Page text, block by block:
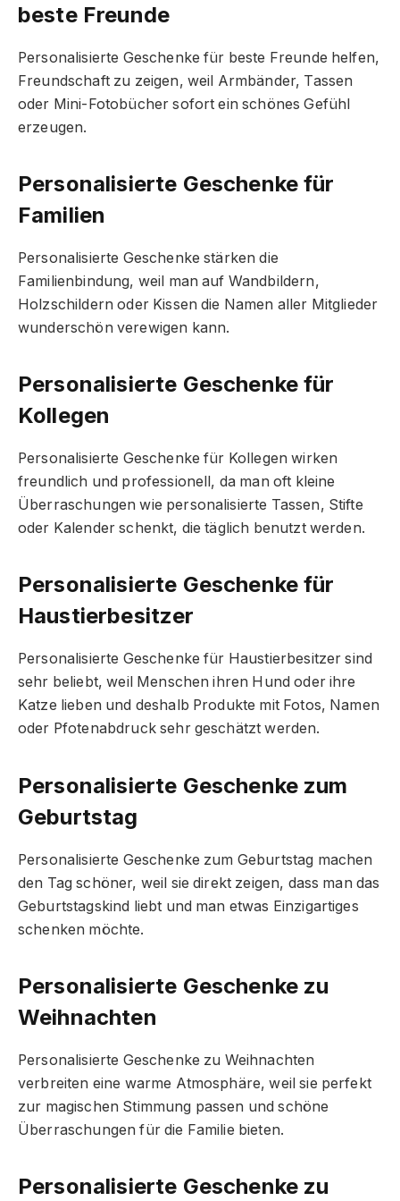
beste Freunde
Personalisierte Geschenke für beste Freunde helfen,
Freundschaft zu zeigen, weil Armbänder, Tassen
oder Mini-Fotobücher sofort ein schönes Gefühl
erzeugen.
Personalisierte Geschenke für
Familien
Personalisierte Geschenke stärken die
Familienbindung, weil man auf Wandbildern,
Holzschildern oder Kissen die Namen aller Mitglieder
wunderschön verewigen kann.
Personalisierte Geschenke für
Kollegen
Personalisierte Geschenke für Kollegen wirken
freundlich und professionell, da man oft kleine
Überraschungen wie personalisierte Tassen, Stifte
oder Kalender schenkt, die täglich benutzt werden.
Personalisierte Geschenke für
Haustierbesitzer
Personalisierte Geschenke für Haustierbesitzer sind
sehr beliebt, weil Menschen ihren Hund oder ihre
Katze lieben und deshalb Produkte mit Fotos, Namen
oder Pfotenabdruck sehr geschätzt werden.
Personalisierte Geschenke zum
Geburtstag
Personalisierte Geschenke zum Geburtstag machen
den Tag schöner, weil sie direkt zeigen, dass man das
Geburtstagskind liebt und man etwas Einzigartiges
schenken möchte.
Personalisierte Geschenke zu
Weihnachten
Personalisierte Geschenke zu Weihnachten
verbreiten eine warme Atmosphäre, weil sie perfekt
zur magischen Stimmung passen und schöne
Überraschungen für die Familie bieten.
Personalisierte Geschenke zu